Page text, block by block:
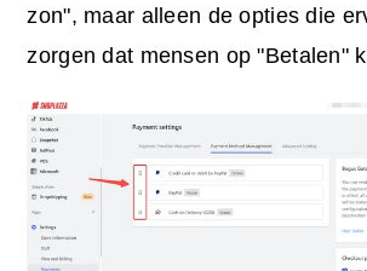
zon", maar alleen de opties die
zorgen dat mensen op "Betalen"